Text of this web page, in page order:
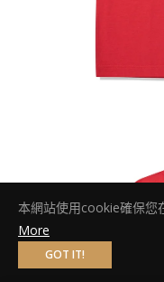
本網站使用cookie確保您
More
GOT IT!